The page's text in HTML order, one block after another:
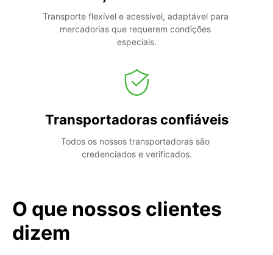
Transporte flexível e acessível, adaptável para
mercadorias que requerem condições
especiais.
Transportadoras confiáveis
Todos os nossos transportadoras são
credenciados e verificados.
O que nossos clientes
dizem